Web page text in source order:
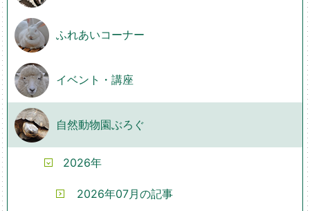
ふれあいコーナー
イベント・講座
自然動物園ぶろぐ
2026年
2026年07月の記事